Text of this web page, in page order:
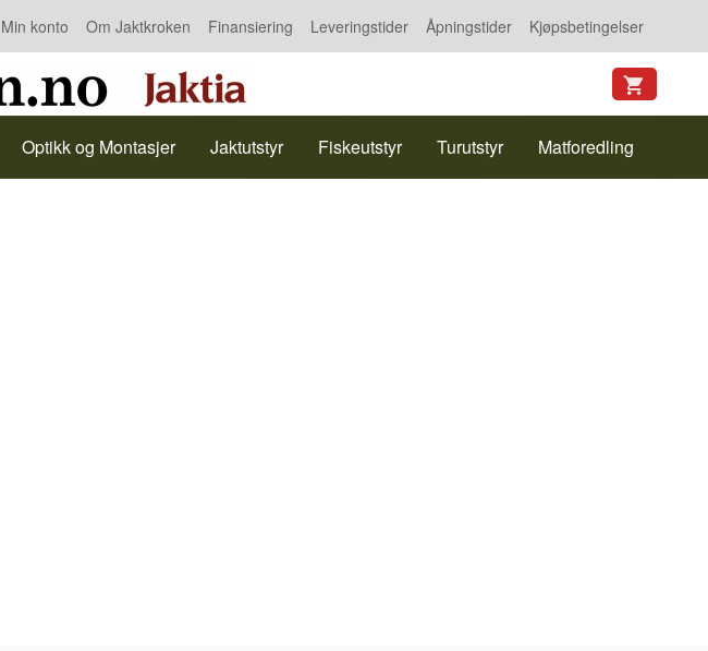
Min konto Om Jaktkroken Finansiering Leveringstider Åpningstider Kjøpsbetingelser
Kontakt oss
Optikk og Montasjer Jaktutstyr Fiskeutstyr Turutstyr Matforedling